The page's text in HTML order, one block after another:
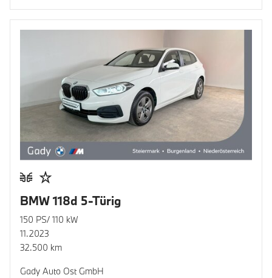
BMW 118d 5-Türig
150 PS/ 110 kW
11.2023
32.500 km
Gady Auto Ost GmbH